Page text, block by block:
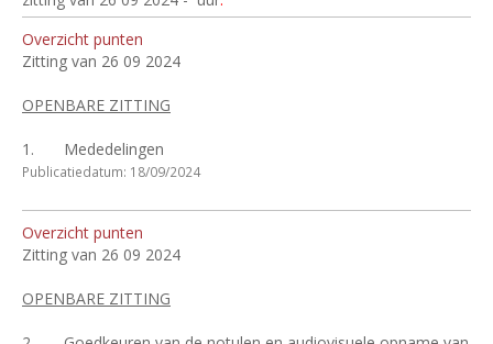
Overzicht punten
Zitting van 26 09 2024
OPENBARE ZITTING
1. Mededelingen
Publicatiedatum: 18/09/2024
Overzicht punten
Zitting van 26 09 2024
OPENBARE ZITTING